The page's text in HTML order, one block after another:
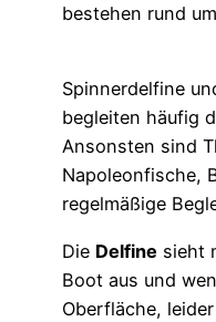
bestehen rund
Spinnerdelfine
begleiten häufig
Ansonsten sind
Napoleonfische,
regelmäßige
Die Delfine sieht
Boot aus und
Oberfläche,